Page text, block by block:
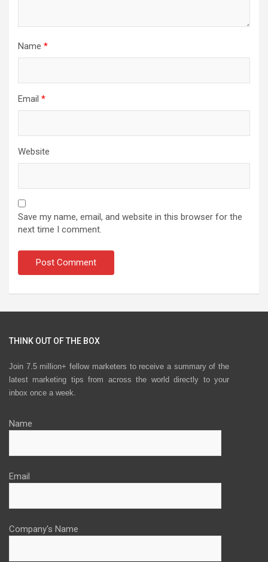
Name *
Email *
Website
Save my name, email, and website in this browser for the
next time I comment.
THINK OUT OF THE BOX
Join 7.5 million+ fellow marketers to receive a summary of the
latest marketing tips from across the world directly to your
inbox once a week.
Name
Email
Company's Name